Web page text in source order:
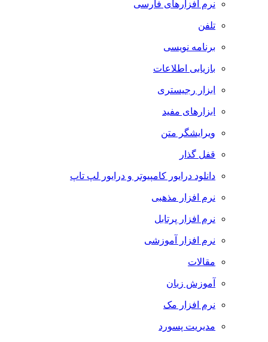
نرم افزارهای فارسی
تلفن
برنامه نویسی
بازیابی اطلاعات
ابزار رجیستری
ابزارهای مفید
ویرایشگر متن
قفل گذار
دانلود درایور کامپیوتر و درایور لپ تاپ
نرم افزار مذهبی
نرم افزار پرتابل
نرم افزار آموزشی
مقالات
آموزش زبان
نرم افزار مک
مدیریت پسورد